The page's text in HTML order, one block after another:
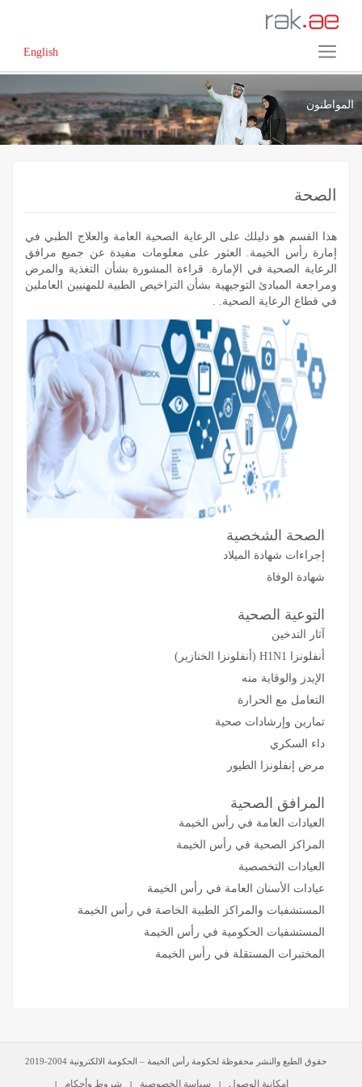
English
المواطنون
الصحة
هذا القسم هو دليلك على الرعاية الصحية العامة والعلاج الطبي في
إمارة رأس الخيمة. العثور على معلومات مفيدة عن جميع مرافق
الرعاية الصحية في الإمارة. قراءة المشورة بشأن التغذية والمرض
ومراجعة المبادئ التوجيهية بشأن التراخيص الطبية للمهنيين العاملين
في قطاع الرعاية الصحية. .
الصحة الشخصية
إجراءات شهادة الميلاد
شهادة الوفاة
التوعية الصحية
آثار التدخين
أنفلونزا H1N1 (أنفلونزا الخنازير)
الإيدز والوقاية منه
التعامل مع الحرارة
تمارين وإرشادات صحية
داء السكري
مرض إنفلونزا الطيور
المرافق الصحية
العيادات العامة في رأس الخيمة
المراكز الصحية في رأس الخيمة
العيادات التخصصية
عيادات الأسنان العامة في رأس الخيمة
المستشفيات والمراكز الطبية الخاصة في رأس الخيمة
المستشفيات الحكومية في رأس الخيمة
المختبرات المستقلة في رأس الخيمة
حقوق الطبع والنشر محفوظة لحكومة رأس الخيمة – الحكومة الالكترونية 2004-2019
إمكانية الوصول | سياسة الخصوصية | شروط وأحكام |